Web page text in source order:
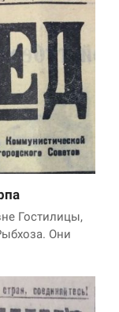
Гостилицы,
Они